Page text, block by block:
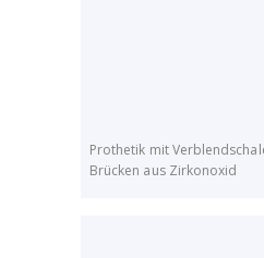
Prothetik mit
Brücken aus Zirkonoxid